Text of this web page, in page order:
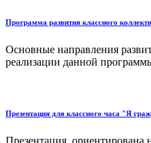
Программа развития классного
Основные направления
реализации данной
Презентация для классного часа "Я
Презентация ориентирована